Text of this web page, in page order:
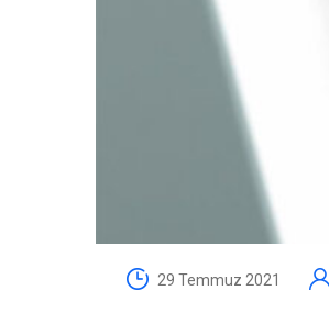
29 Temmuz 2021